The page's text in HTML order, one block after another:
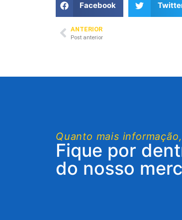
Facebook
ANTERIOR
Post anterior
Quanto mais
Fique por
do nosso